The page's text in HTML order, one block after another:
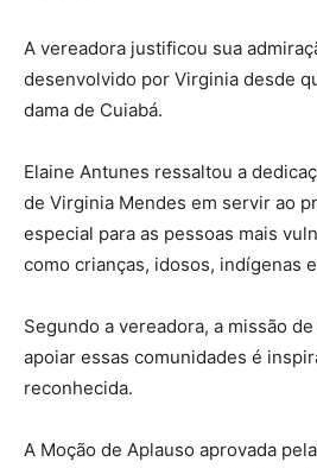
A vereadora justificou sua
desenvolvido por Virginia desde
dama de Cuiabá.
Elaine Antunes ressaltou a
de Virginia Mendes em servir ao
especial para as pessoas mais
como crianças, idosos, indígenas
Segundo a vereadora, a missão
apoiar essas comunidades é
reconhecida.
A Moção de Aplauso aprovada